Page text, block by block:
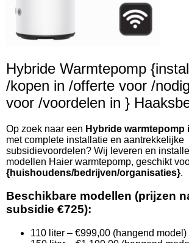
Hybride Warmtepomp
/kopen in /offerte voor /
voor /voordelen in }
Op zoek naar een Hybride warmtepomp
met complete installatie en aantrekkelijke
subsidievoordelen? Wij leveren en
modellen Haier warmtepomp, geschikt
{huishoudens/bedrijven/organisaties}.
Beschikbare modellen (prijzen
subsidie €725):
110 liter – €999,00 (hangend model)